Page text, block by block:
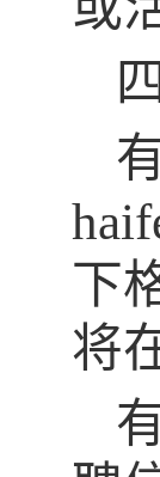
下
将